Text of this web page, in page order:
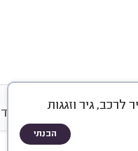
לרכב, גיר וזגגות
הבנתי
ממוצע